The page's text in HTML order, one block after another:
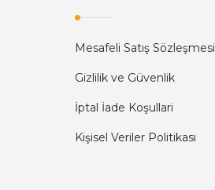
Mesafeli Satış Sözleşmesi
Gizlilik ve Güvenlik
İptal İade Koşullari
Kişisel Veriler Politikası